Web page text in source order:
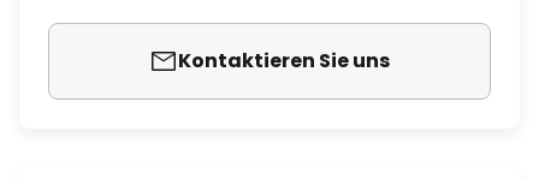
Kontaktieren Sie uns